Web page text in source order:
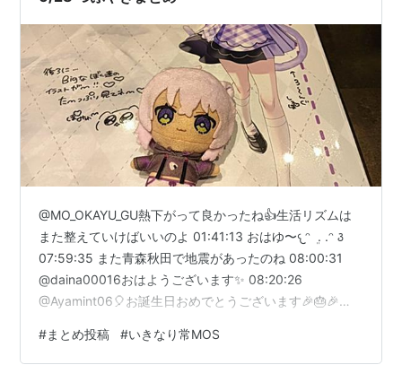
@MO_OKAYU_GU熱下がって良かったね︎︎👍生活リズムは
また整えていけばいいのよ 01:41:13 おはゆ〜𐔌ᵔ ܸ . .ᵔ ꣓
07:59:35 また青森秋田で地震があったのね 08:00:31
@daina00016おはようございます✨ 08:20:26
@Ayamint06🎈お誕生日おめでとうございます🎉🎂🎉
@ByI0F5Sd1CWEwELおはありです(*´ `*) 09:47:00
@soryu_a_reiおはありです^−⩊−^ 10:07:29
#まとめ投稿 #いきなり常MOS